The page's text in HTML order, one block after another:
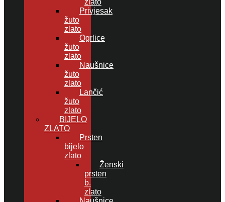
zlato
Privjesak
žuto
zlato
Ogrlice
žuto
zlato
Naušnice
žuto
zlato
Lančić
žuto
zlato
BIJELO
ZLATO
Prsten
bijelo
zlato
Ženski
prsten
b.
zlato